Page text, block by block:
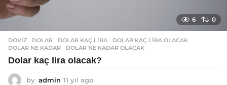
6 0
DOVIZ DOLAR ,DOLAR KAÇ LIRA ,DOLAR KAÇ LIRA OLACAK
DOLAR NE KADAR
,DOLAR NE KADAR OLACAK
Dolar kaç lira olacak?
by admin 11 yıl ago